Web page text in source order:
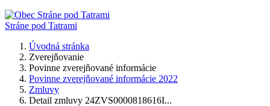
Stráne pod Tatrami
Úvodná stránka
Zverejňovanie
Povinne zverejňované informácie
Povinne zverejňované informácie 2022
Zmluvy
Detail zmluvy 24ZVS0000818616I...